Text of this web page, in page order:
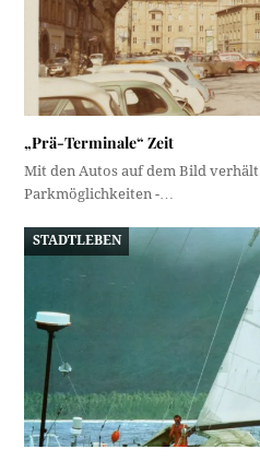
„Prä-Terminale“ Zeit
Mit den Autos auf dem Bild
Parkmöglichkeiten -…
STADTLEBEN